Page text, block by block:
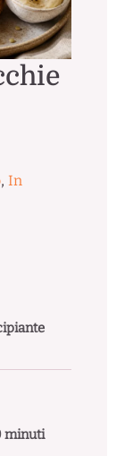
, In
minuti